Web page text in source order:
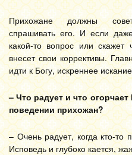
Прихожане должны
спрашивать его. И если
какой-то вопрос или скажет
внесет свои коррективы.
идти к Богу, искреннее
– Что радует и что
поведении прихожан?
– Очень радует, когда кто-
Исповедь и глубоко кается,